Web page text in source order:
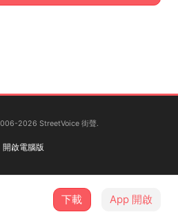
2026 StreetVoice 街聲.
開啟電腦版
下載 App 開啟